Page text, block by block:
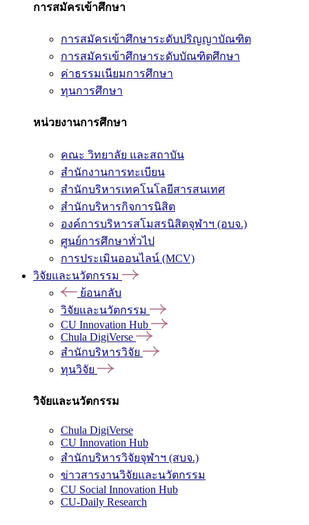
การสมัครเข้าศึกษา
การสมัครเข้าศึกษาระดับปริญญาบัณฑิต
การสมัครเข้าศึกษาระดับบัณฑิตศึกษา
ค่าธรรมเนียมการศึกษา
ทุนการศึกษา
หน่วยงานการศึกษา
คณะ วิทยาลัย และสถาบัน
สำนักงานการทะเบียน
สำนักบริหารเทคโนโลยีสารสนเทศ
สำนักบริหารกิจการนิสิต
องค์การบริหารสโมสรนิสิตจุฬาฯ (อบจ.)
ศูนย์การศึกษาทั่วไป
การประเมินออนไลน์ (MCV)
วิจัยและนวัตกรรม
ย้อนกลับ
วิจัยและนวัตกรรม
CU Innovation Hub
Chula DigiVerse
สำนักบริหารวิจัย
ทุนวิจัย
วิจัยและนวัตกรรม
Chula DigiVerse
CU Innovation Hub
สำนักบริหารวิจัยจุฬาฯ (สบจ.)
ข่าวสารงานวิจัยและนวัตกรรม
CU Social Innovation Hub
CU-Daily Research